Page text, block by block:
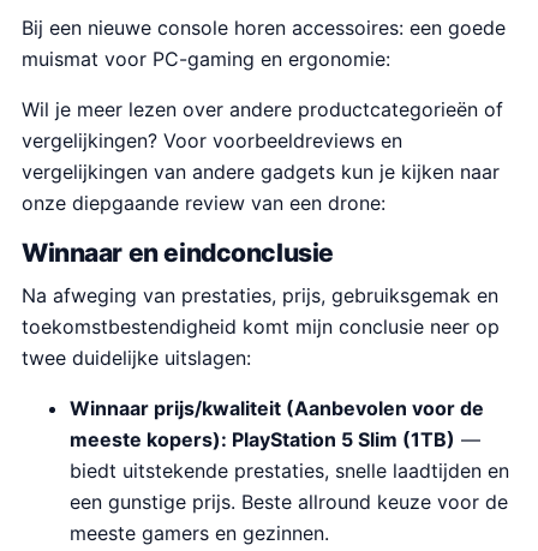
Bij een nieuwe console horen accessoires: een goede
muismat voor PC-gaming en ergonomie:
Wil je meer lezen over andere productcategorieën of
vergelijkingen? Voor voorbeeldreviews en
vergelijkingen van andere gadgets kun je kijken naar
onze diepgaande review van een drone:
Winnaar en eindconclusie
Na afweging van prestaties, prijs, gebruiksgemak en
toekomstbestendigheid komt mijn conclusie neer op
twee duidelijke uitslagen:
Winnaar prijs/kwaliteit (Aanbevolen voor de
meeste kopers): PlayStation 5 Slim (1TB) —
biedt uitstekende prestaties, snelle laadtijden en
een gunstige prijs. Beste allround keuze voor de
meeste gamers en gezinnen.